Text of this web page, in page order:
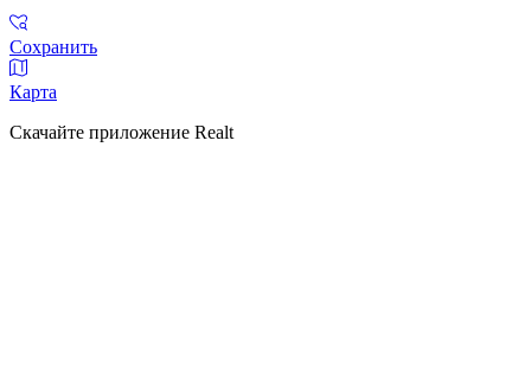
Сохранить
Карта
Скачайте приложение Realt